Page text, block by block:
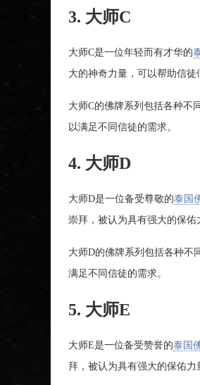
3. 大师C
大师C是一位年轻而有才华的
大的神奇力量，可以帮助信徒
大师C的佛牌系列包括各种不
以满足不同信徒的需求。
4. 大师D
大师D是一位备受尊敬的泰国
崇拜，被认为具有强大的保佑
大师D的佛牌系列包括各种不
满足不同信徒的需求。
5. 大师E
大师E是一位备受赞誉的泰国
拜，被认为具有强大的保佑力